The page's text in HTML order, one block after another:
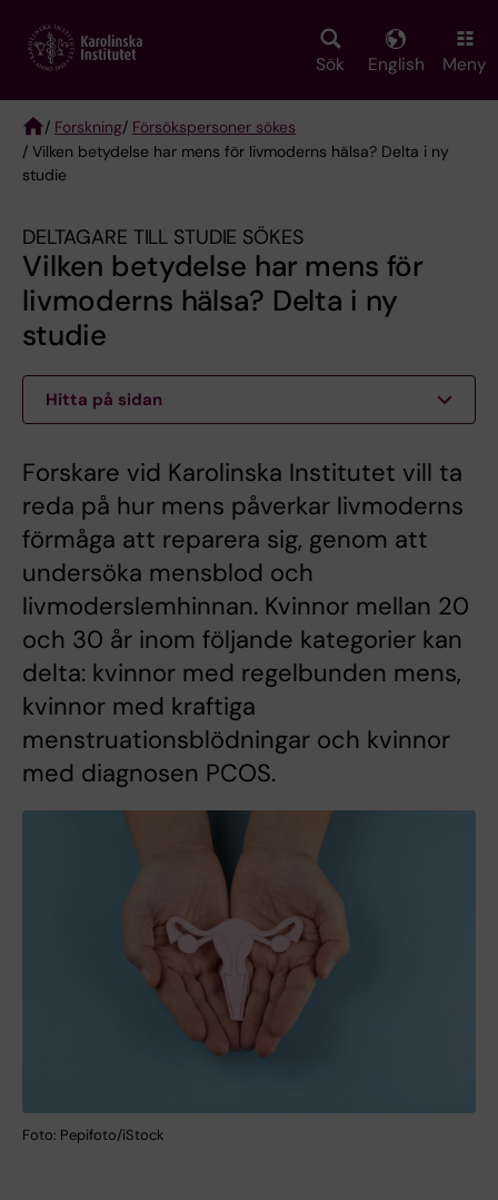
main
Sök English Meny
Breadcrumb
/ Forskning/ Försökspersoner sökes
/ Vilken betydelse har mens för livmoderns hälsa? Delta i ny
studie
DELTAGARE TILL STUDIE SÖKES
Vilken betydelse har mens för
livmoderns hälsa? Delta i ny
studie
Hitta på sidan
Forskare vid Karolinska Institutet vill ta
reda på hur mens påverkar livmoderns
förmåga att reparera sig, genom att
undersöka mensblod och
livmoderslemhinnan. Kvinnor mellan 20
och 30 år inom följande kategorier kan
delta: kvinnor med regelbunden mens,
kvinnor med kraftiga
menstruationsblödningar och kvinnor
med diagnosen PCOS.
Foto: Pepifoto/iStock